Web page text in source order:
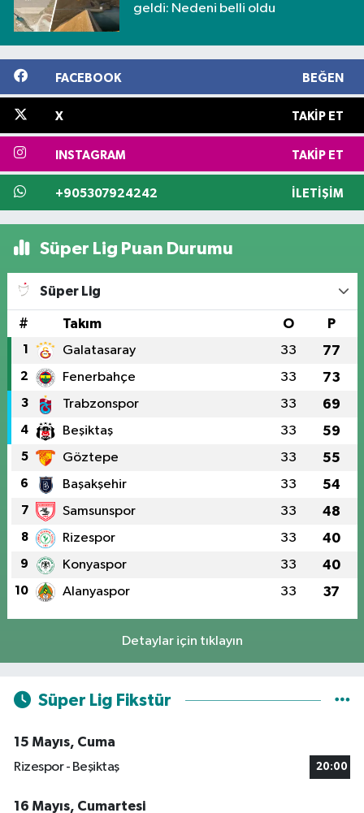
geldi: Nedeni belli oldu
FACEBOOK BEĞEN
X TAKIP ET
INSTAGRAM TAKIP ET
+905307924242 İLETIŞIM
Süper Lig Puan Durumu
Süper Lig
# Takım O P
1 Galatasaray 33 77
2 Fenerbahçe 33 73
3 Trabzonspor 33 69
4 Beşiktaş 33 59
5 Göztepe 33 55
6 Başakşehir 33 54
7 Samsunspor 33 48
8 Rizespor 33 40
9 Konyaspor 33 40
10 Alanyaspor 33 37
Detaylar için tıklayın
Süper Lig Fikstür
15 Mayıs, Cuma
Rizespor - Beşiktaş
20:00
16 Mayıs, Cumartesi